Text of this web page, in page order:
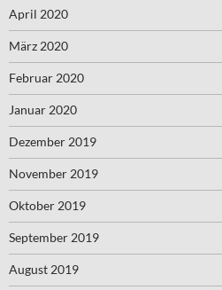
April 2020
März 2020
Februar 2020
Januar 2020
Dezember 2019
November 2019
Oktober 2019
September 2019
August 2019